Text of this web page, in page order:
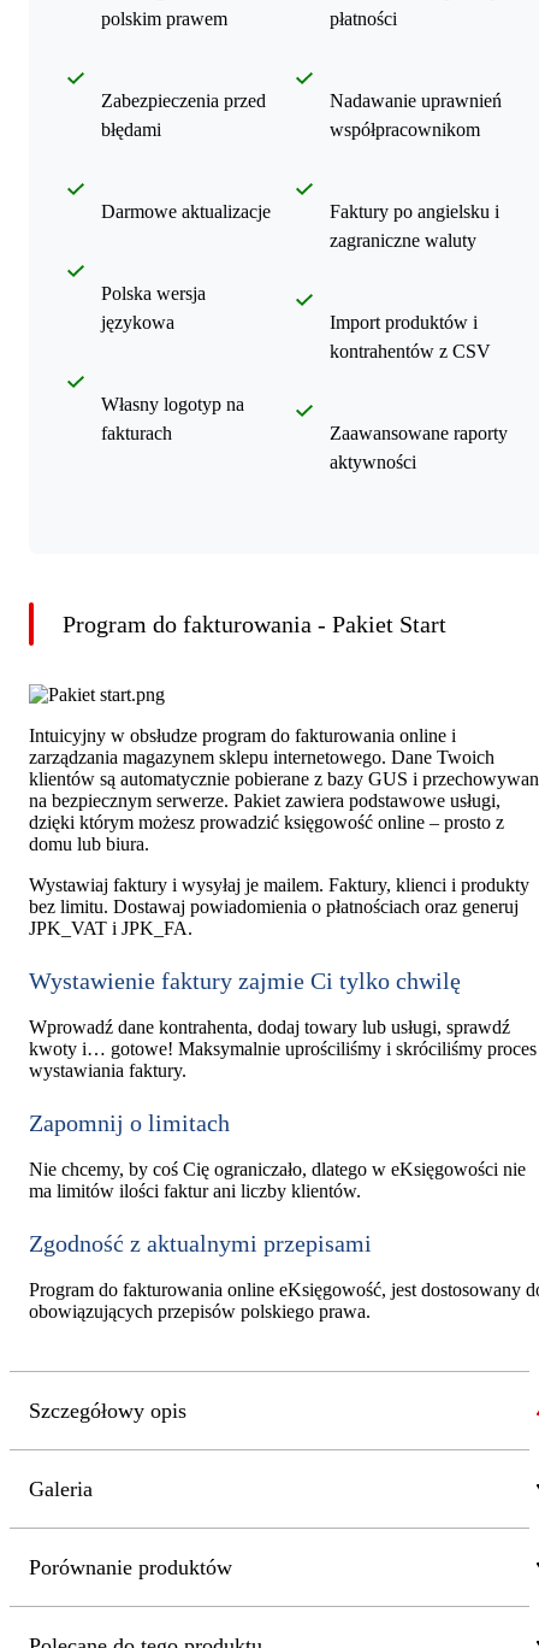
polskim prawem
Zabezpieczenia przed
błędami
Darmowe aktualizacje
Polska wersja
językowa
Własny logotyp na
fakturach
płatności
Nadawanie uprawnień
współpracownikom
Faktury po angielsku i
zagraniczne waluty
Import produktów i
kontrahentów z CSV
Zaawansowane raporty
aktywności
Program do fakturowania - Pakiet Start
Intuicyjny w obsłudze program do fakturowania online i
zarządzania magazynem sklepu internetowego. Dane Twoich
klientów są automatycznie pobierane z bazy GUS i
na bezpiecznym serwerze. Pakiet zawiera podstawowe usługi,
dzięki którym możesz prowadzić księgowość online – prosto z
domu lub biura.
Wystawiaj faktury i wysyłaj je mailem. Faktury, klienci i produkty
bez limitu. Dostawaj powiadomienia o płatnościach oraz generuj
JPK_VAT i JPK_FA.
Wystawienie faktury zajmie Ci tylko chwilę
Wprowadź dane kontrahenta, dodaj towary lub usługi, sprawdź
kwoty i… gotowe! Maksymalnie uprościliśmy i skróciliśmy proces
wystawiania faktury.
Zapomnij o limitach
Nie chcemy, by coś Cię ograniczało, dlatego w eKsięgowości nie
ma limitów ilości faktur ani liczby klientów.
Zgodność z aktualnymi przepisami
Program do fakturowania online eKsięgowość, jest dostosowany
obowiązujących przepisów polskiego prawa.
Szczegółowy opis
Galeria
Porównanie produktów